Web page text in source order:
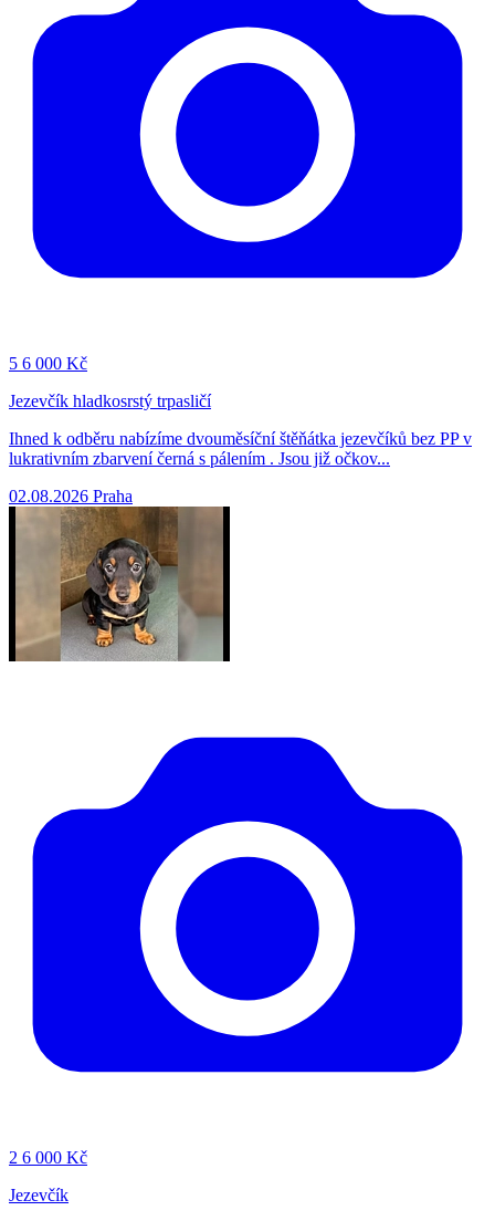
5 6 000 Kč
Jezevčík hladkosrstý trpasličí
Ihned k odběru nabízíme dvouměsíční štěňátka jezevčíků bez PP v
lukrativním zbarvení černá s pálením . Jsou již očkov...
02.08.2026 Praha
2 6 000 Kč
Jezevčík